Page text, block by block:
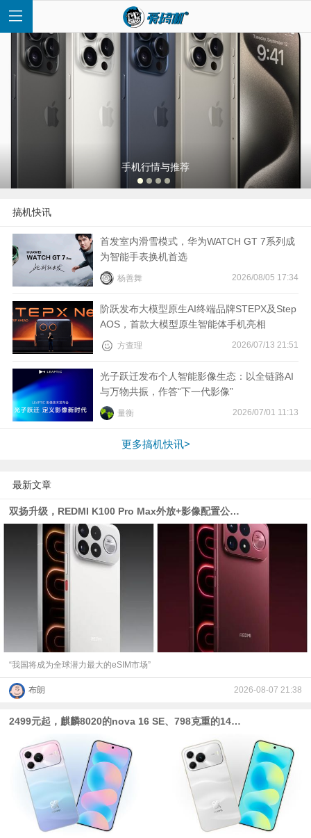
评
测
视
频
科
验
手机行情与推荐
搞机快讯
首发室内滑雪模式，华为WATCH GT 7系列成
为智能手表换机首选
杨善舞 2026/08/05 17:34
阶跃发布大模型原生AI终端品牌STEPX及Step
AOS，首款大模型原生智能体手机亮相
方查理 2026/07/13 21:51
光子跃迁发布个人智能影像生态：以全链路AI
与万物共振，作答“下一代影像”
量衡 2026/07/01 11:13
更多搞机快讯>
最新文章
双扬升级，REDMI K100 Pro Max外放+影像配置公布 | 荣耀MagicOS 11亮点公布| 信通院发布eSIM研究报告
“我国将成为全球潜力最大的eSIM市场”
布朗 2026-08-07 21:38
2499元起，麒麟8020的nova 16 SE、798克重的14英寸笔记本发布